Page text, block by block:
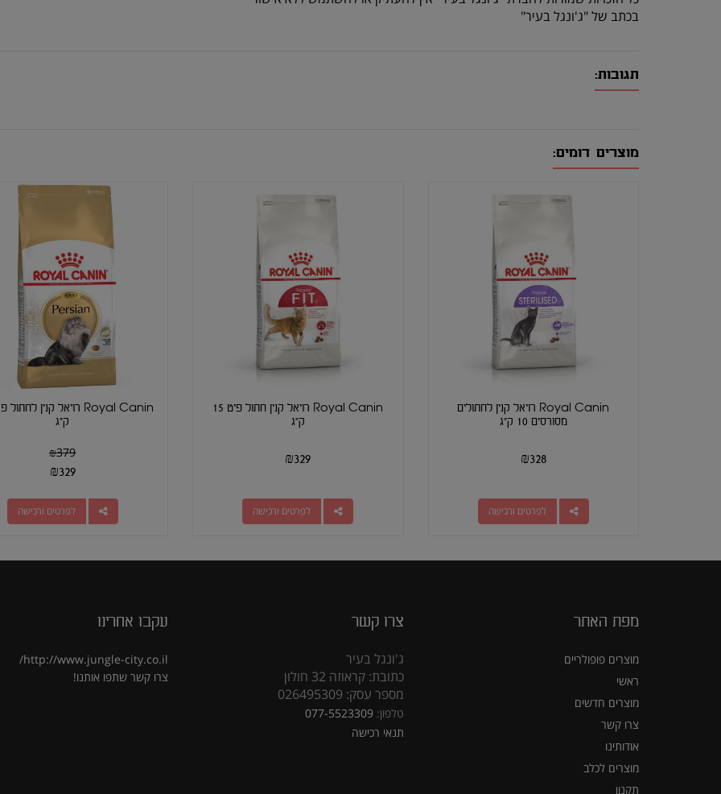
בכתב של "ג'ונגל בעיר"
תגובות:
מוצרים דומים:
Royal Canin רויאל קנין לחתולים
מסורסים 10 ק"ג
₪328
לפרטים ורכישה
Royal Canin רויאל קנין חתול פיט 15
ק"ג
₪329
לפרטים ורכישה
ק"ג
₪379
₪329
לפרטים ורכישה
מפת האתר
מוצרים פופולריים
ראשי
מוצרים חדשים
צרו קשר
אודותינו
מוצרים לכלב
תקנון
צרו קשר
ג'ונגל בעיר
כתובת: קראוזה 32 חולון
מספר עסק: 026495309
טלפון: 077-5523309
תנאי רכישה
עקבו אחרינו
http://www.jungle-city.co.il/
צרו קשר שתפו אותנו!